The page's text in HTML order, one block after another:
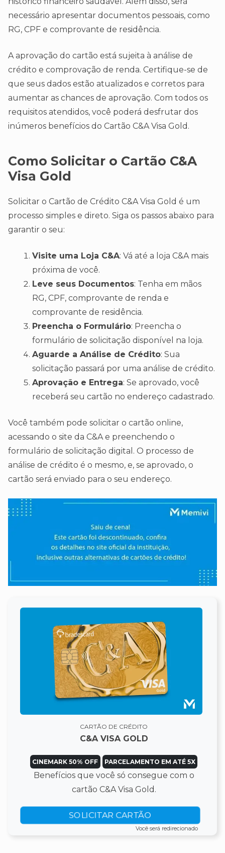
necessário apresentar documentos pessoais, como
RG, CPF e comprovante de residência.
A aprovação do cartão está sujeita à análise de
crédito e comprovação de renda. Certifique-se de
que seus dados estão atualizados e corretos para
aumentar as chances de aprovação. Com todos os
requisitos atendidos, você poderá desfrutar dos
inúmeros benefícios do Cartão C&A Visa Gold.
Como Solicitar o Cartão C&A
Visa Gold
Solicitar o Cartão de Crédito C&A Visa Gold é um
processo simples e direto. Siga os passos abaixo para
garantir o seu:
Visite uma Loja C&A: Vá até a loja C&A mais
próxima de você.
Leve seus Documentos: Tenha em mãos
RG, CPF, comprovante de renda e
comprovante de residência.
Preencha o Formulário: Preencha o
formulário de solicitação disponível na loja.
Aguarde a Análise de Crédito: Sua
solicitação passará por uma análise de crédito.
Aprovação e Entrega: Se aprovado, você
receberá seu cartão no endereço cadastrado.
Você também pode solicitar o cartão online,
acessando o site da C&A e preenchendo o
formulário de solicitação digital. O processo de
análise de crédito é o mesmo, e, se aprovado, o
cartão será enviado para o seu endereço.
CARTÃO DE CRÉDITO
C&A VISA GOLD
CINEMARK 50% OFF PARCELAMENTO EM ATÉ 5X
Benefícios que você só consegue com o
cartão C&A Visa Gold.
SOLICITAR CARTÃO
Você será redirecionado